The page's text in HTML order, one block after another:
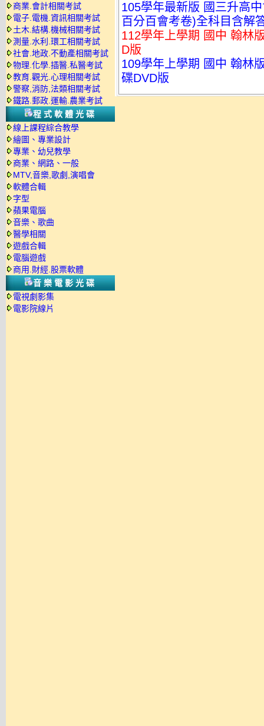
商業.會計相關考試
電子.電機.資訊相關考試
土木.結構.機械相關考試
測量.水利.環工相關考試
社會.地政.不動產相關考試
物理.化學.插醫.私醫考試
教育.觀光.心理相關考試
警察,消防,法類相關考試
鐵路.郵政.運輸.農業考試
程式軟體光碟
線上課程綜合教學
繪圖、專業設計
專業、幼兒教學
商業、網路、一般
MTV,音樂,歌劇,演唱會
軟體合輯
字型
蘋果電腦
音樂、歌曲
醫學相關
遊戲合輯
電腦遊戲
商用.財經.股票軟體
音樂電影光碟
電視劇影集
電影院線片
105學年最新版 國三升高
百分百會考卷)全科目含解
112學年上學期 國中 翰林
D版
109學年上學期 國中 翰林
碟DVD版